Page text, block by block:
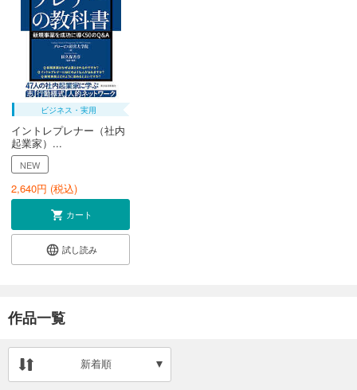
ビジネス・実用
イントレプレナー（社内
起業家）...
NEW
2,640円 (税込)
カート
試し読み
作品一覧
新着順